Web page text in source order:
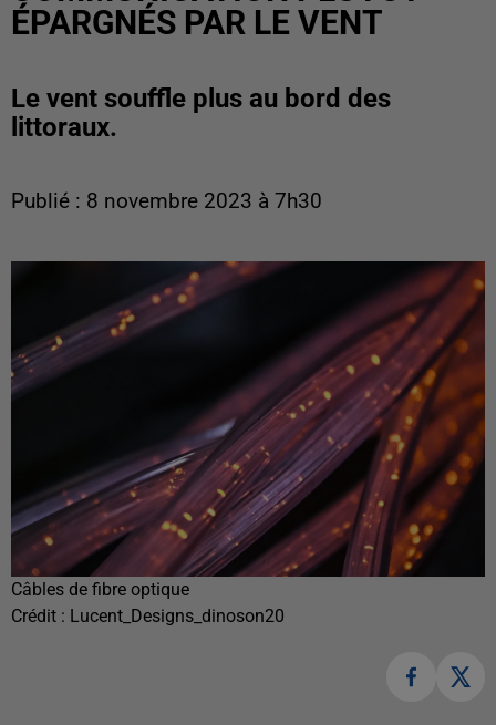
ÉPARGNÉS PAR LE VENT
Le vent souffle plus au bord des
littoraux.
Publié : 8 novembre 2023 à 7h30
Câbles de fibre optique
Crédit : Lucent_Designs_dinoson20